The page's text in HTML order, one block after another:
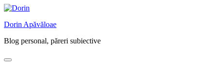
Skip
content
Dorin Apăvăloae
Blog personal, păreri subiective